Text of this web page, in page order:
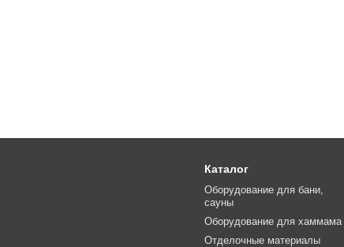
Каталог
Оборудование для бани,
сауны
Оборудование для хаммама
Отделочные материалы